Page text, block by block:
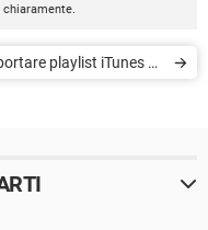
chiaramente.
playlist iTunes su